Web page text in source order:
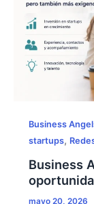
esencial
para
invertir
en
startups
Business
startups,
Business
mayo 20, 2026